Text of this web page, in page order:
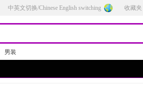
中英文切换/Chinese English switching 收藏夹
男装